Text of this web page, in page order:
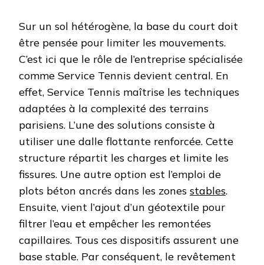
Sur un sol hétérogène, la base du court doit
être pensée pour limiter les mouvements.
C’est ici que le rôle de l’entreprise spécialisée
comme Service Tennis devient central. En
effet, Service Tennis maîtrise les techniques
adaptées à la complexité des terrains
parisiens. L’une des solutions consiste à
utiliser une dalle flottante renforcée. Cette
structure répartit les charges et limite les
fissures. Une autre option est l’emploi de
plots béton ancrés dans les zones stables.
Ensuite, vient l’ajout d’un géotextile pour
filtrer l’eau et empêcher les remontées
capillaires. Tous ces dispositifs assurent une
base stable. Par conséquent, le revêtement